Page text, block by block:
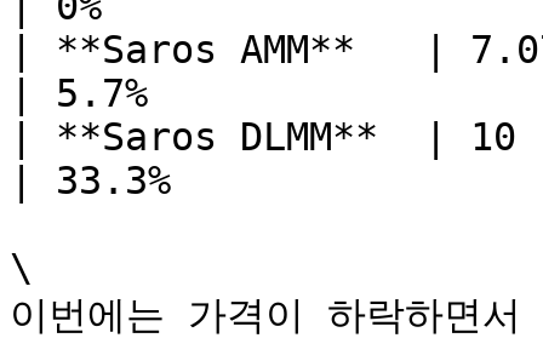
| **Saros AMM**   |
| 5.7%
| **Saros DLMM**
| 33.3%
\
이번에는 가격이 하락하면